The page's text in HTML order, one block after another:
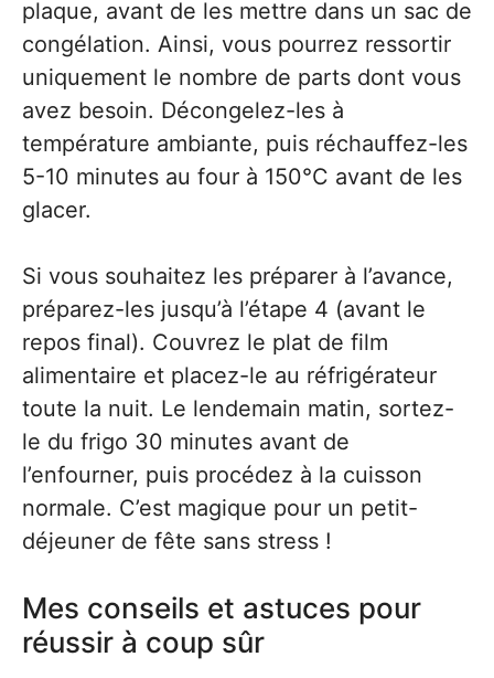
plaque, avant de les mettre dans un sac de
congélation. Ainsi, vous pourrez ressortir
uniquement le nombre de parts dont vous
avez besoin. Décongelez-les à
température ambiante, puis réchauffez-les
5-10 minutes au four à 150°C avant de les
glacer.
Si vous souhaitez les préparer à l’avance,
préparez-les jusqu’à l’étape 4 (avant le
repos final). Couvrez le plat de film
alimentaire et placez-le au réfrigérateur
toute la nuit. Le lendemain matin, sortez-
le du frigo 30 minutes avant de
l’enfourner, puis procédez à la cuisson
normale. C’est magique pour un petit-
déjeuner de fête sans stress !
Mes conseils et astuces pour
réussir à coup sûr